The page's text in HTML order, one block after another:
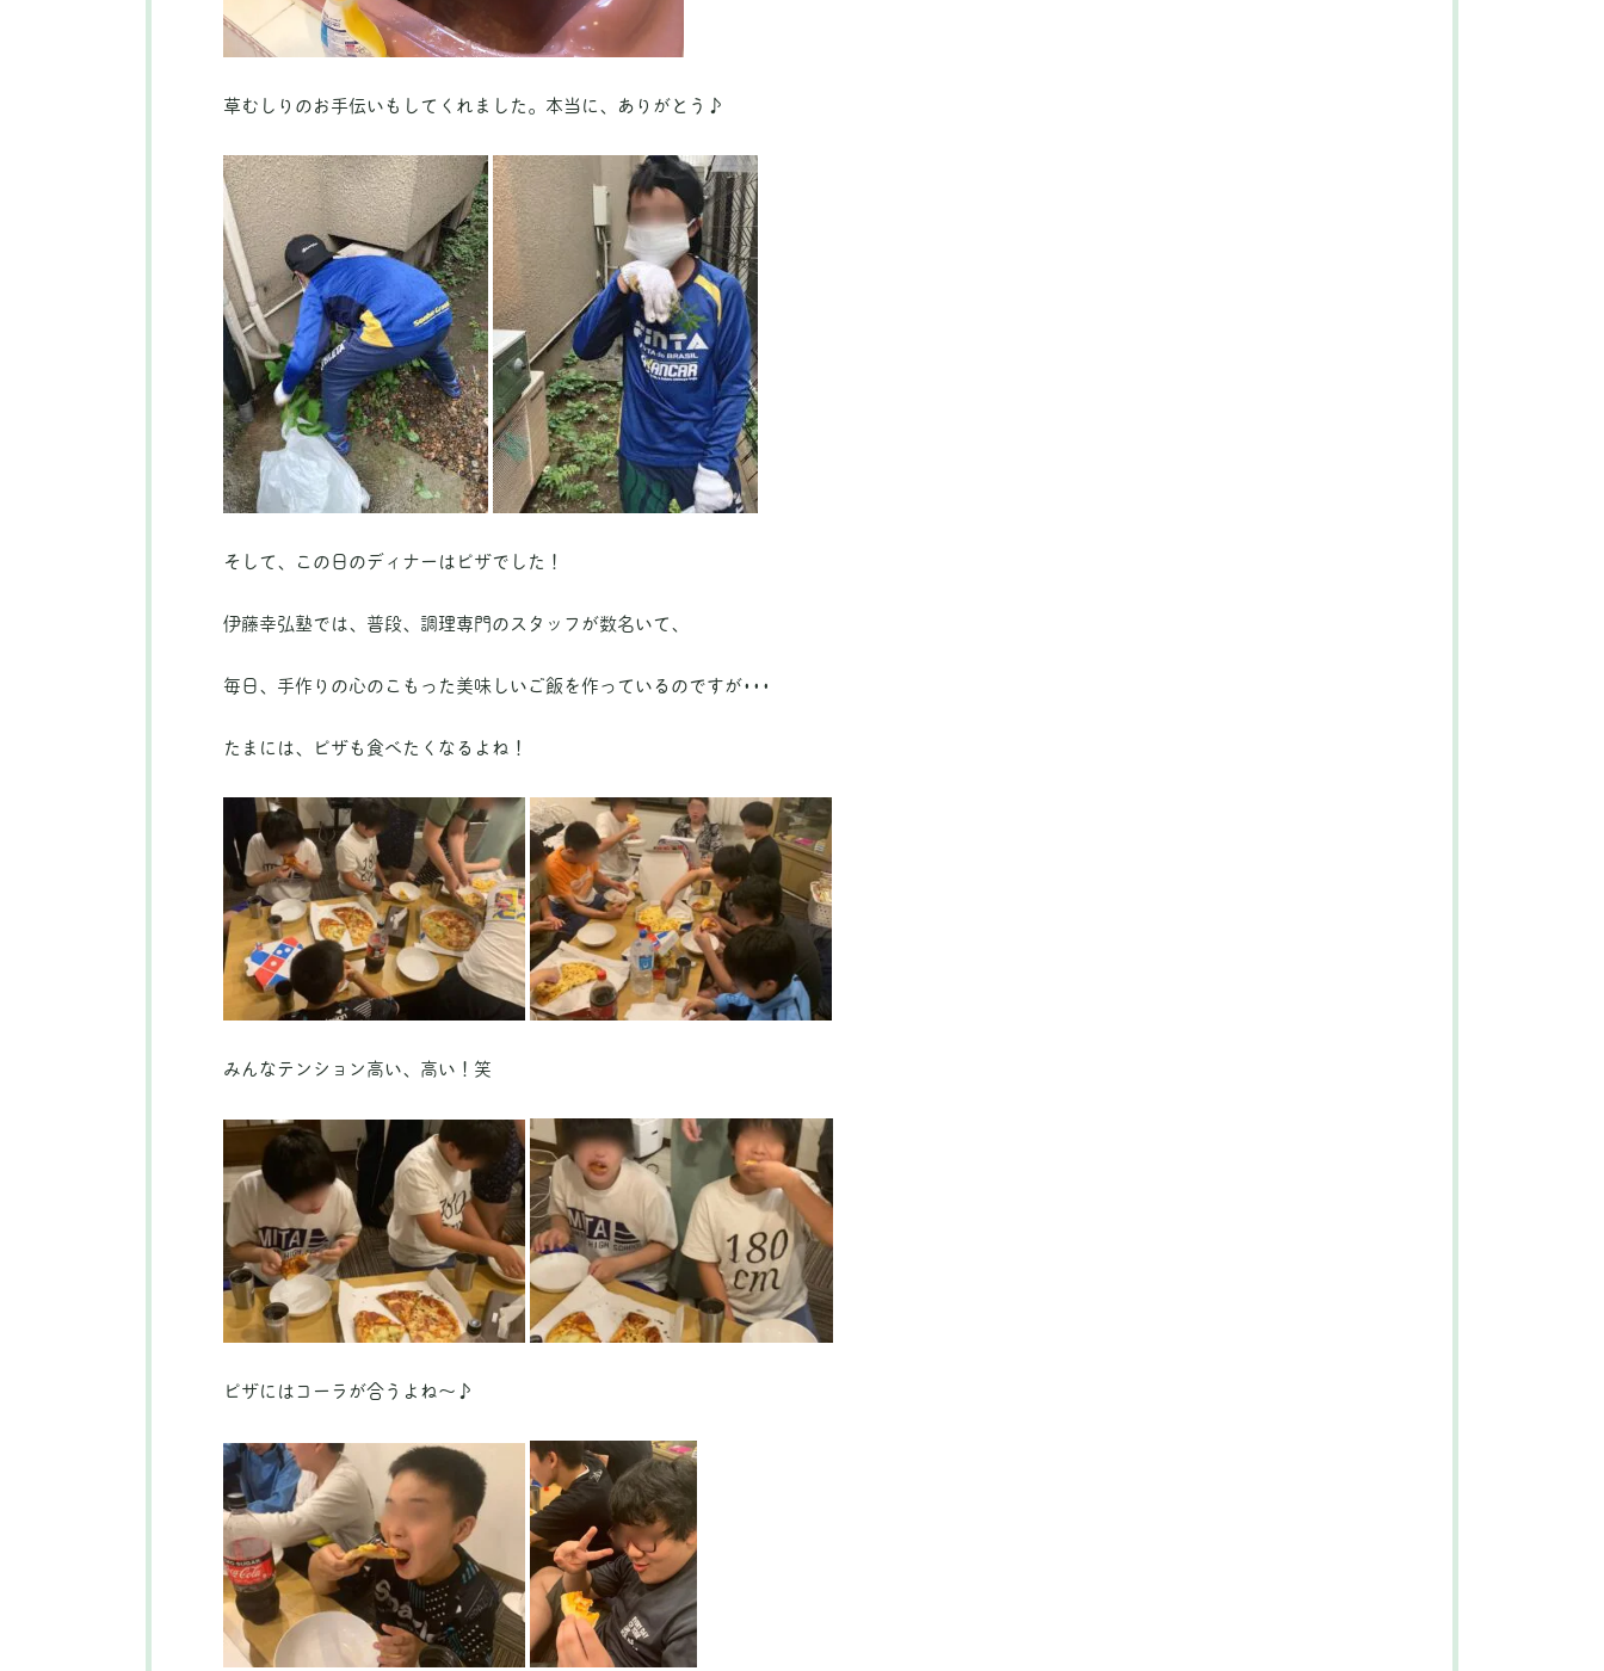
草むしりのお手伝いもしてくれました。本当に、ありがとう♪
そして、この日のディナーはピザでした！
伊藤幸弘塾では、普段、調理専門のスタッフが数名いて、
毎日、手作りの心のこもった美味しいご飯を作っているのですが･･･
たまには、ピザも食べたくなるよね！
みんなテンション高い、高い！笑
ピザにはコーラが合うよね～♪